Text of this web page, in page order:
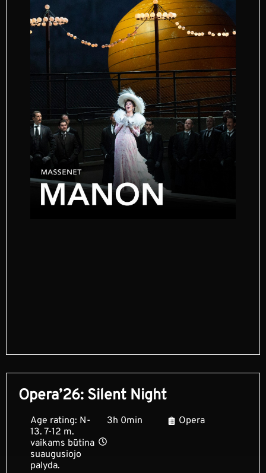
Opera’26: Silent Night
Age rating: N-
13. 7-12 m.
vaikams būtina
suaugusiojo
palyda.
3h 0min Opera